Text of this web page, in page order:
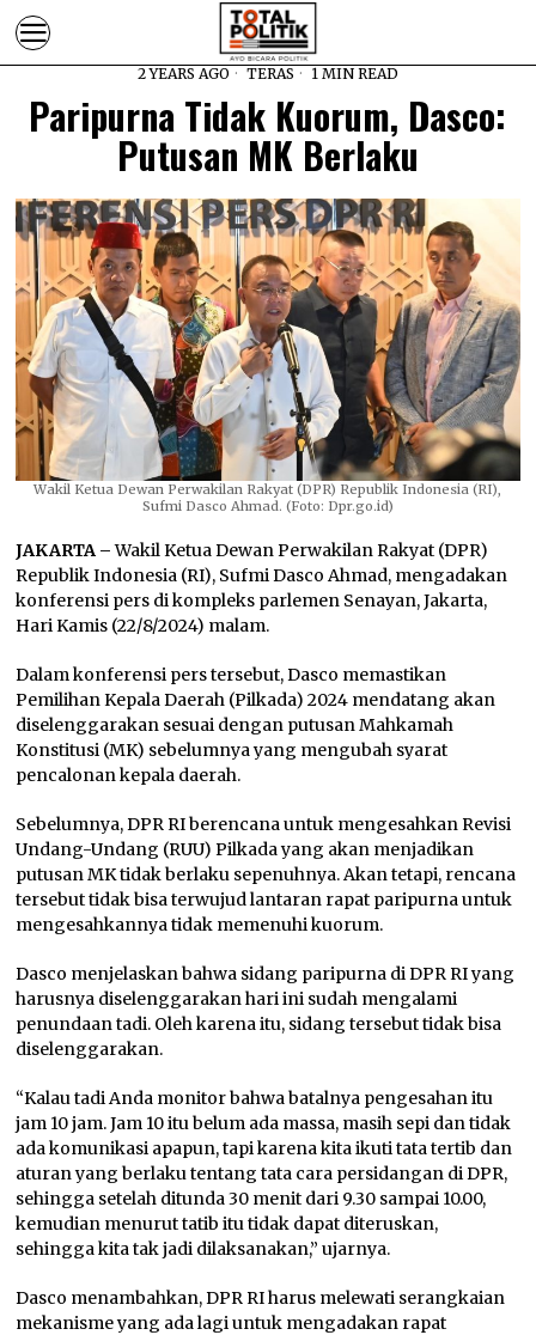
2 YEARS AGO TERAS 1 MIN READ
Paripurna Tidak Kuorum, Dasco:
Putusan MK Berlaku
Wakil Ketua Dewan Perwakilan Rakyat (DPR) Republik Indonesia (RI),
Sufmi Dasco Ahmad. (Foto: Dpr.go.id)
JAKARTA –Wakil Ketua Dewan Perwakilan Rakyat (DPR)
Republik Indonesia (RI), Sufmi Dasco Ahmad, mengadakan
konferensi pers di kompleks parlemen Senayan, Jakarta,
Hari Kamis (22/8/2024) malam.
Dalam konferensi pers tersebut, Dasco memastikan
Pemilihan Kepala Daerah (Pilkada) 2024 mendatang akan
diselenggarakan sesuai dengan putusan Mahkamah
Konstitusi (MK) sebelumnya yang mengubah syarat
pencalonan kepala daerah.
Sebelumnya, DPR RI berencana untuk mengesahkan Revisi
Undang-Undang (RUU) Pilkada yang akan menjadikan
putusan MK tidak berlaku sepenuhnya. Akan tetapi, rencana
tersebut tidak bisa terwujud lantaran rapat paripurna untuk
mengesahkannya tidak memenuhi kuorum.
Dasco menjelaskan bahwa sidang paripurna di DPR RI yang
harusnya diselenggarakan hari ini sudah mengalami
penundaan tadi. Oleh karena itu, sidang tersebut tidak bisa
diselenggarakan.
“Kalau tadi Anda monitor bahwa batalnya pengesahan itu
jam 10 jam. Jam 10 itu belum ada massa, masih sepi dan tidak
ada komunikasi apapun, tapi karena kita ikuti tata tertib dan
aturan yang berlaku tentang tata cara persidangan di DPR,
sehingga setelah ditunda 30 menit dari 9.30 sampai 10.00,
kemudian menurut tatib itu tidak dapat diteruskan,
sehingga kita tak jadi dilaksanakan,” ujarnya.
Dasco menambahkan, DPR RI harus melewati serangkaian
mekanisme yang ada lagi untuk mengadakan rapat